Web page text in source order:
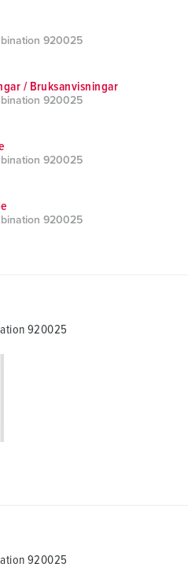
920025
/ Bruksanvisningar
920025
920025
920025
920025
920025